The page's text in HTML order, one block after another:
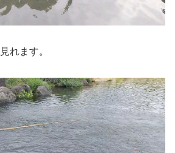
れます。